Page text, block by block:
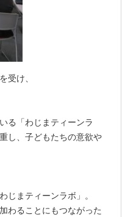
受け、
る「わじまティーンラ
し、子どもたちの意欲や
じまティーンラボ」。
わることにもつながった